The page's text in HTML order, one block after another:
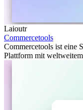
Laioutr
Commercetools
Commercetools ist eine
Plattform mit